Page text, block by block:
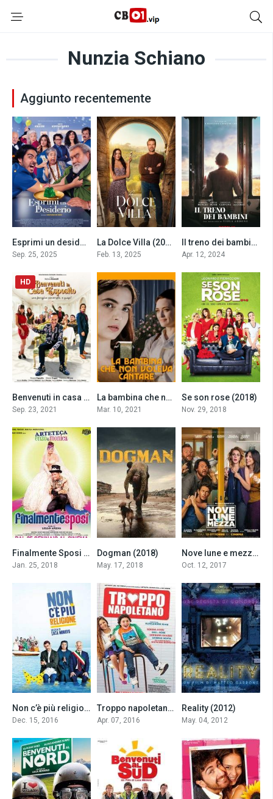
Nunzia Schiano
Aggiunto recentemente
5.6
Esprimi un desiderio (2025)
Sep. 25, 2025
0
La Dolce Villa (2025)
Feb. 13, 2025
0
Il treno dei bambini (2024)
Apr. 12, 2024
7.2
HD
Benvenuti in casa Esposito (2021)
Sep. 23, 2021
0
La bambina che non voleva cantare (2021)
Mar. 10, 2021
5.4
Se son rose (2018)
Nov. 29, 2018
6.2Finalmente Sposi (2018)
Jan. 25, 2018
Dogman (2018)
May. 17, 2018
6.1Nove lune e mezza (2017)
Oct. 12, 2017
4.7Non c’è più religione (2016)
Dec. 15, 2016
5.6Troppo napoletano (2016)
Apr. 07, 2016
Reality (2012)
May. 04, 2012